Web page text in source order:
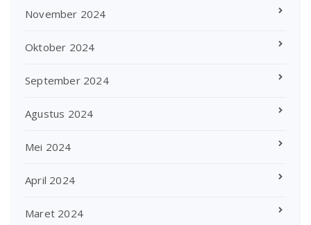
November 2024
Oktober 2024
September 2024
Agustus 2024
Mei 2024
April 2024
Maret 2024